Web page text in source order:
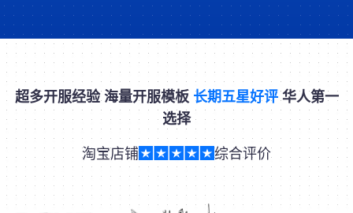
超多开服经验 海量开服模板 长期五星好评华人第一
选择
淘宝店铺 综合评价